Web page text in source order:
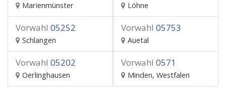
Marienmünster Löhne
Vorwahl 05252
Schlangen
Vorwahl 05753
Auetal
Vorwahl 05202
Oerlinghausen
Vorwahl 0571
Minden, Westfalen